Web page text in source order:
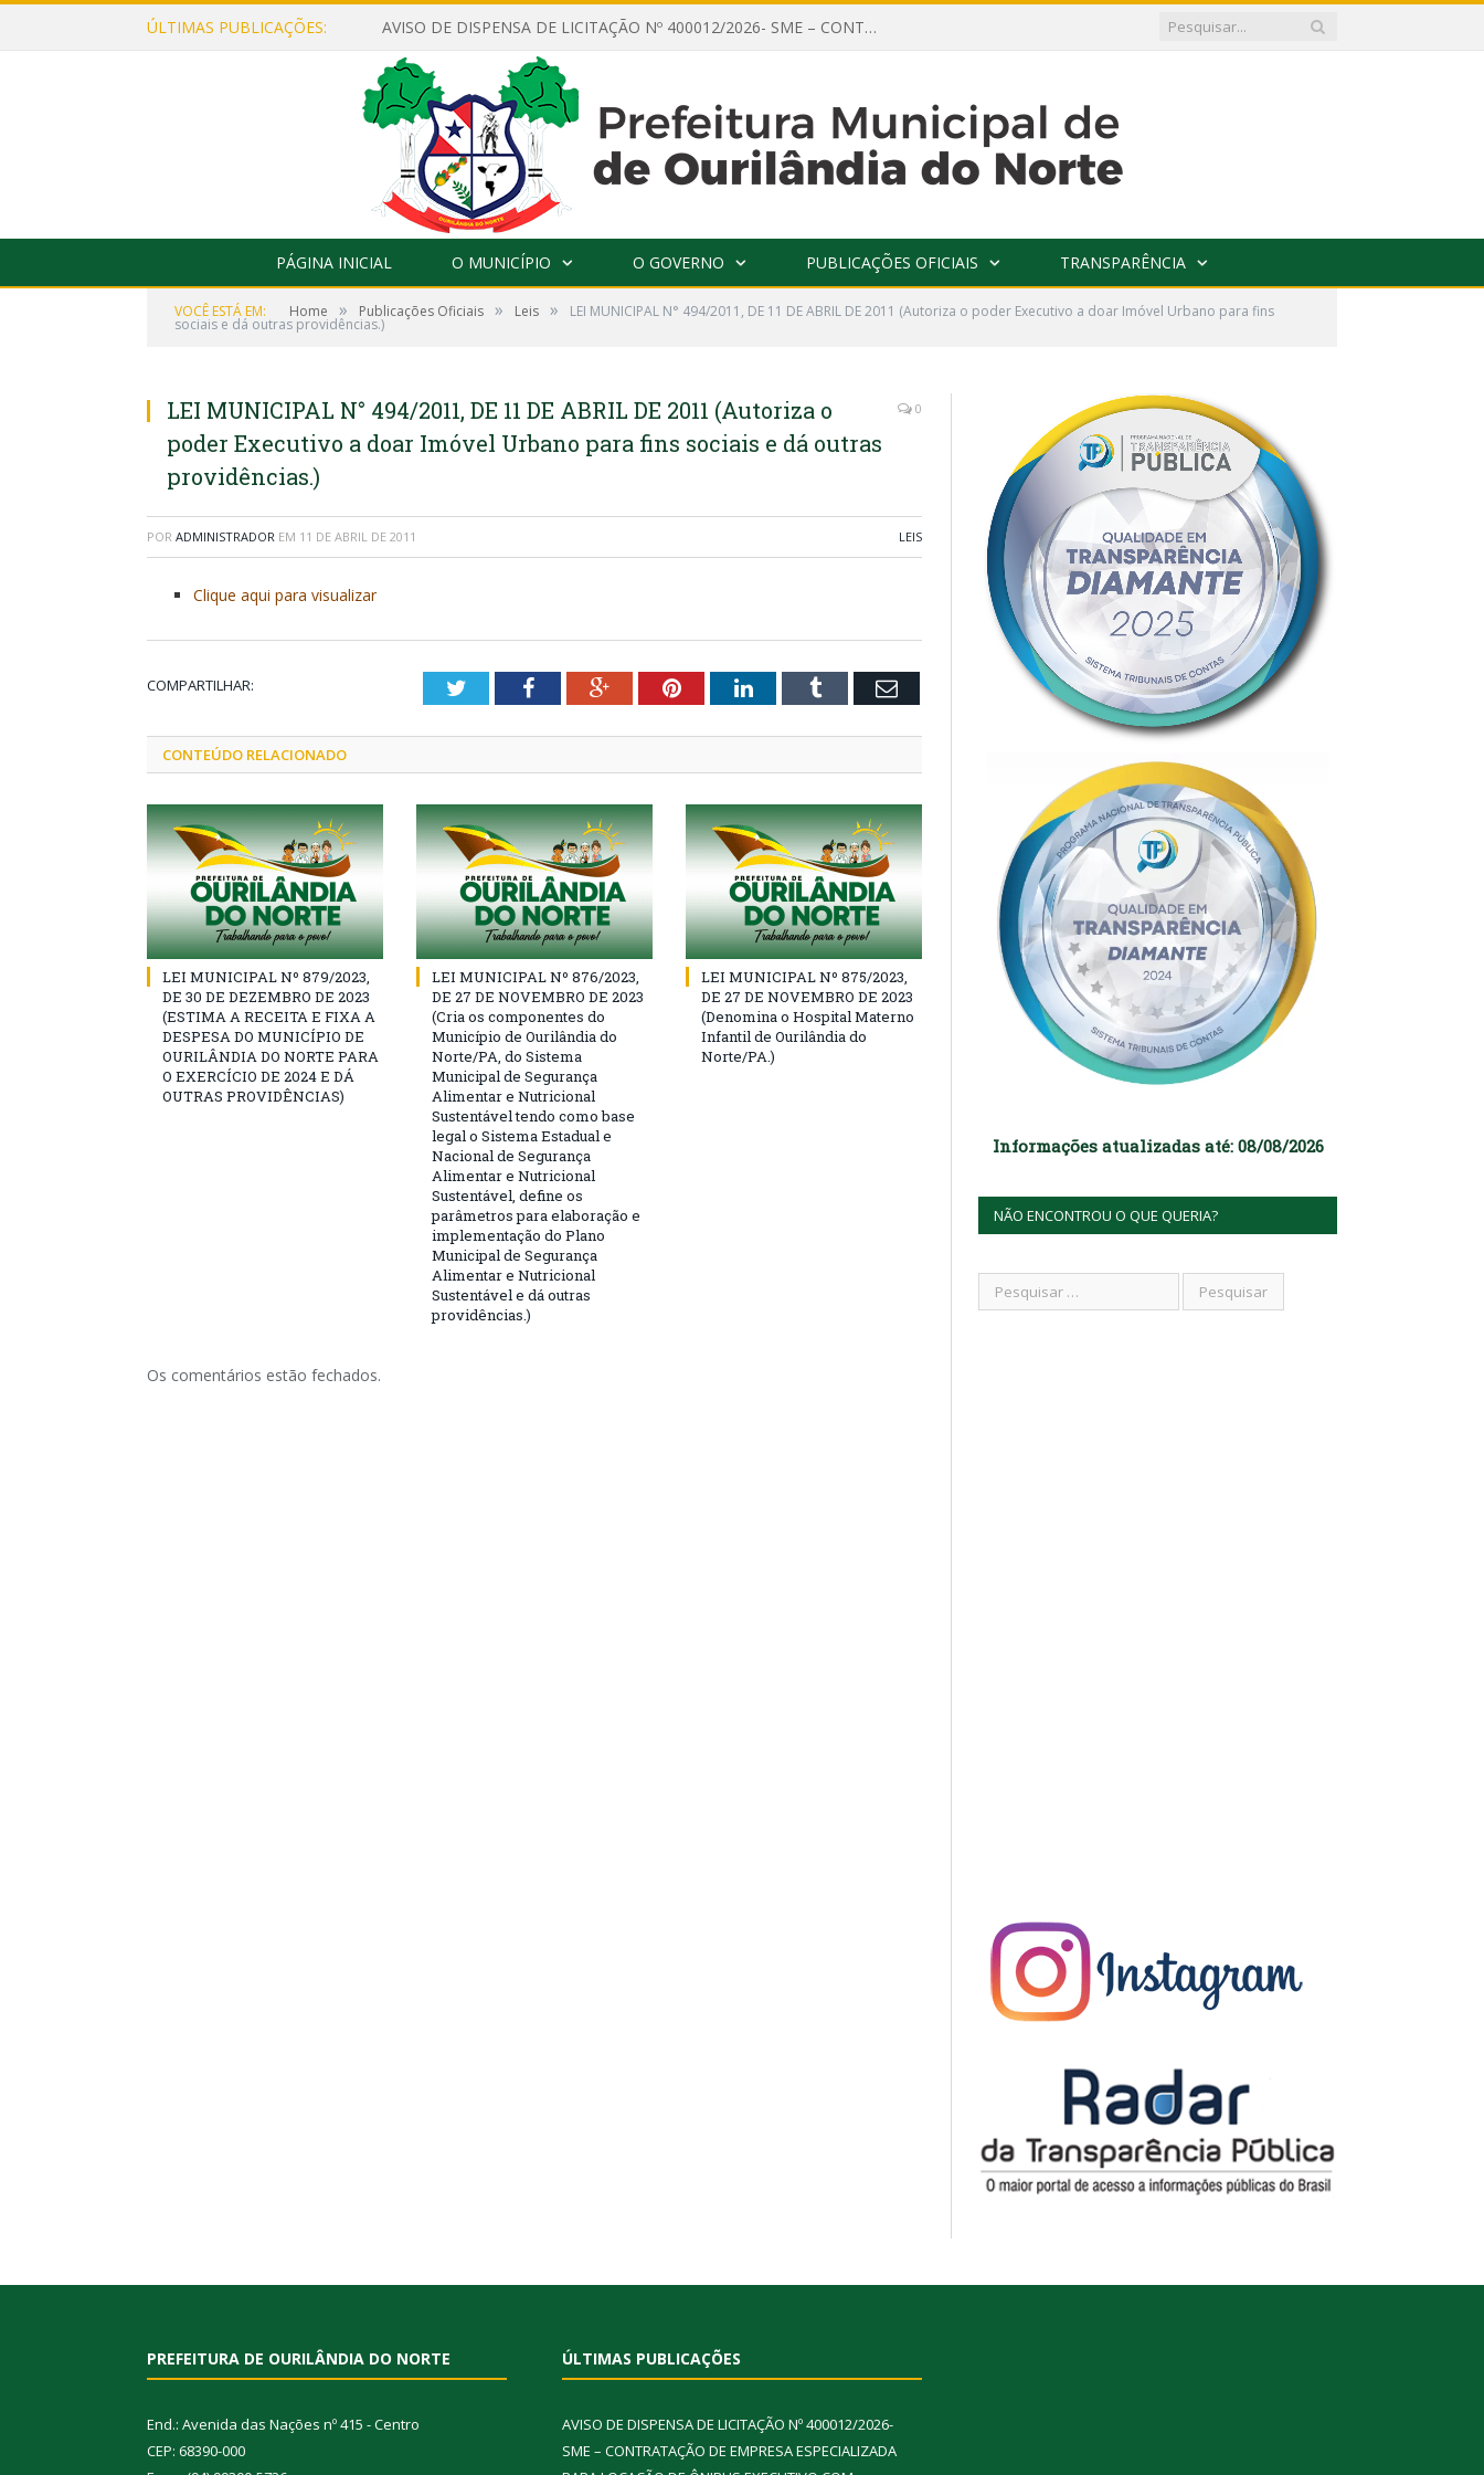
ÚLTIMAS PUBLICAÇÕES: AVISO DE DISPENSA DE LICITAÇÃO Nº 400012/2026- SME – CONTRATAÇÃO DE EMPRESA ESPECIALIZADA PARA LOCAÇÃO DE ÔNIBUS EXECUTIVO COM CAPACIDADE DE 60 (SESSENTA) POLTRONAS, PARA TRANSPORTAR PROFESSORES RESPONSÁVEIS E ALUNOS PARA BRASÍLIA, COM SAÍDA DIA 10/08/2026 E RETORNO DIA 14/08/2026
PÁGINA INICIAL O MUNICÍPIO O GOVERNO PUBLICAÇÕES OFICIAIS TRANSPARÊNCIA
VOCÊ ESTÁ EM: Home » Publicações Oficiais » Leis » LEI MUNICIPAL N° 494/2011, DE 11 DE ABRIL DE 2011 (Autoriza o poder Executivo a doar Imóvel Urbano para fins
sociais e dá outras providências.)
LEI MUNICIPAL N° 494/2011, DE 11 DE ABRIL DE 2011 (Autoriza o
poder Executivo a doar Imóvel Urbano para fins sociais e dá outras
providências.)
0
POR ADMINISTRADOR EM 11 DE ABRIL DE 2011 LEIS
Clique aqui para visualizar
COMPARTILHAR: TwitterFacebookGoogle+PinterestLinkedInTumblr Email
CONTEÚDO RELACIONADO
LEI MUNICIPAL Nº 879/2023,
DE 30 DE DEZEMBRO DE 2023
(ESTIMA A RECEITA E FIXA A
DESPESA DO MUNICÍPIO DE
OURILÂNDIA DO NORTE PARA
O EXERCÍCIO DE 2024 E DÁ
OUTRAS PROVIDÊNCIAS)
LEI MUNICIPAL Nº 876/2023,
DE 27 DE NOVEMBRO DE 2023
(Cria os componentes do
Município de Ourilândia do
Norte/PA, do Sistema
Municipal de Segurança
Alimentar e Nutricional
Sustentável tendo como base
legal o Sistema Estadual e
Nacional de Segurança
Alimentar e Nutricional
Sustentável, define os
parâmetros para elaboração e
implementação do Plano
Municipal de Segurança
Alimentar e Nutricional
Sustentável e dá outras
providências.)
LEI MUNICIPAL Nº 875/2023,
DE 27 DE NOVEMBRO DE 2023
(Denomina o Hospital Materno
Infantil de Ourilândia do
Norte/PA.)
Os comentários estão fechados.
Informações atualizadas até: 08/08/2026
NÃO ENCONTROU O QUE QUERIA?
PREFEITURA DE OURILÂNDIA DO NORTE
End.: Avenida das Nações nº 415 - Centro
CEP: 68390-000
ÚLTIMAS PUBLICAÇÕES
AVISO DE DISPENSA DE LICITAÇÃO Nº 400012/2026-
SME – CONTRATAÇÃO DE EMPRESA ESPECIALIZADA